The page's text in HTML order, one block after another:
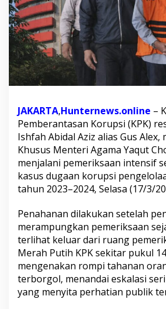
u
s
E
k
g
Y
a
q
u
,
K
s
u
s
K
o
r
u
p
s
JAKARTA,Hunternews.online –
Pemberantasan Korupsi (KPK)
Ishfah Abidal Aziz alias Gus Alex,
Khusus Menteri Agama Yaqut
menjalani pemeriksaan intensif
kasus dugaan korupsi
tahun 2023–2024, Selasa (17/3/
Penahanan dilakukan setelah
merampungkan pemeriksaan
terlihat keluar dari ruang
Merah Putih KPK sekitar pukul
mengenakan rompi tahanan
terborgol, menandai eskalasi
yang menyita perhatian publik